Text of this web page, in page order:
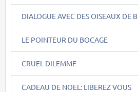
DIALOGUE AVEC DES OISEAUX DE B
LE POINTEUR DU BOCAGE
CRUEL DILEMME
CADEAU DE NOEL: LIBEREZ VOUS